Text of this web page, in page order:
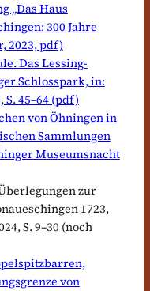
„Das Haus
300 Jahre
2023, pdf)
Das Lessing-
Schlosspark, in:
S. 45–64 (pdf)
von Öhningen in
Sammlungen
Museumsnacht
zur
1723,
S. 9–30 (noch
von